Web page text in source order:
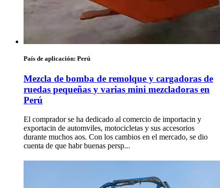
País de aplicación: Perú
Mezcla de bomba de remolque y cargadoras de
ruedas pequeñas y varias mini mezcladoras en
Perú
El comprador se ha dedicado al comercio de importacin y
exportacin de automviles, motocicletas y sus accesorios
durante muchos aos. Con los cambios en el mercado, se dio
cuenta de que habr buenas persp...